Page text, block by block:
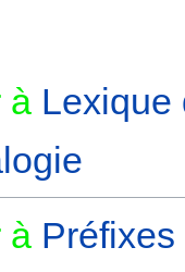
à Lexique
à